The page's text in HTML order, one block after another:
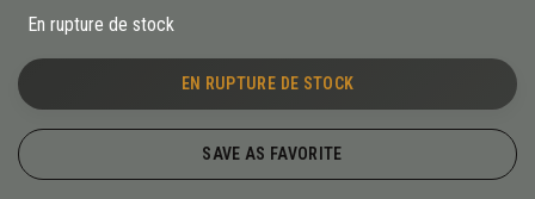
En rupture de stock
EN RUPTURE DE STOCK
SAVE AS FAVORITE